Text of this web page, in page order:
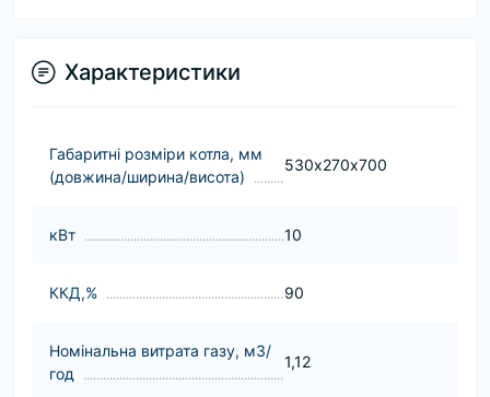
Характеристики
Габаритні розміри котла, мм
(довжина/ширина/висота)
530х270х700
кВт 10
ККД,% 90
Номінальна витрата газу, м3/
год
1,12